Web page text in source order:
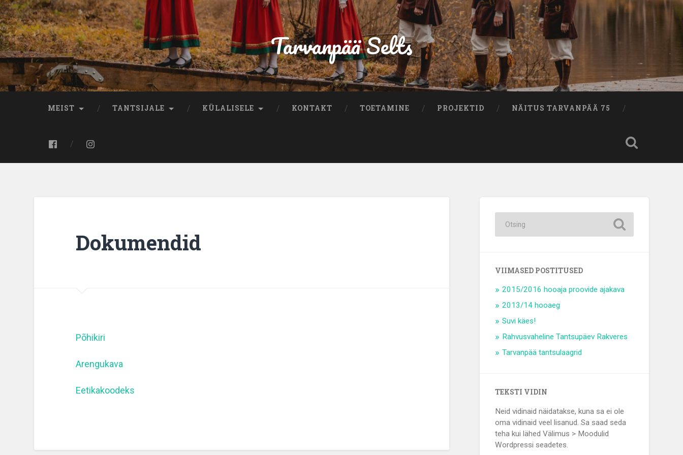
Tarvanpää Selts
MEIST TANTSIJALE KÜLALISELE KONTAKT TOETAMINE PROJEKTID NÄITUS TARVANPÄÄ 75
Dokumendid
Põhikiri
Arengukava
Eetikakoodeks
VIIMASED POSTITUSED
2015/2016 hooaja proovide ajakava
2013/14 hooaeg
Suvi käes!
Rahvusvaheline Tantsupäev Rakveres
Tarvanpää tantsulaagrid
TEKSTI VIDIN
Neid vidinaid näidatakse, kuna sa ei ole
oma vidinaid veel lisanud. Sa saad seda
teha kui lähed Välimus > Moodulid
Wordpressi seadetes.